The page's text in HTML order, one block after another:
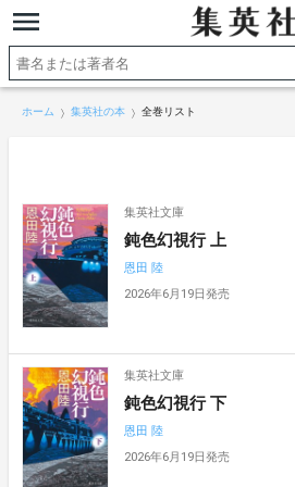
ホーム 集英社の本 全巻リスト
集英社文庫
鈍色幻視行 上
恩田 陸
2026年6月19日発売
集英社文庫
鈍色幻視行 下
恩田 陸
2026年6月19日発売